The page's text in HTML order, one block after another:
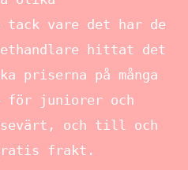
vare det har de
hittat det
priserna på många
för juniorer och
och till och
frakt.